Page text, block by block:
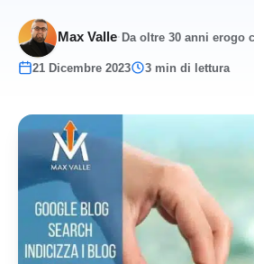
Max Valle· Da oltre 30 anni erogo
21 Dicembre 2023 3 min di lettura